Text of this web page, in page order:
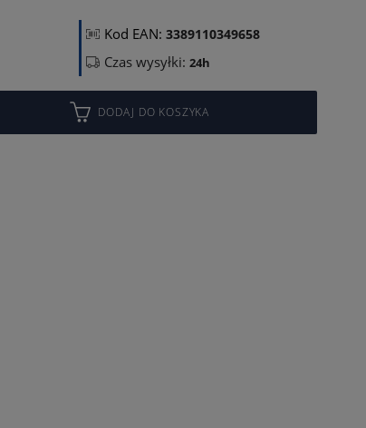
Kod EAN:3389110349658
Czas wysyłki:24h
DODAJ DO KOSZYKA